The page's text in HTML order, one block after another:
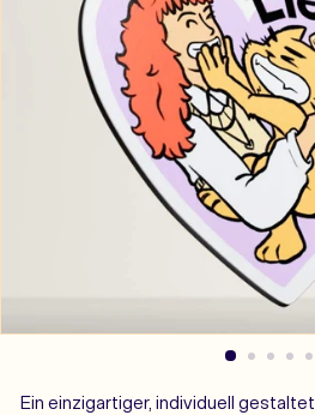
Ein einzigartiger, individuell